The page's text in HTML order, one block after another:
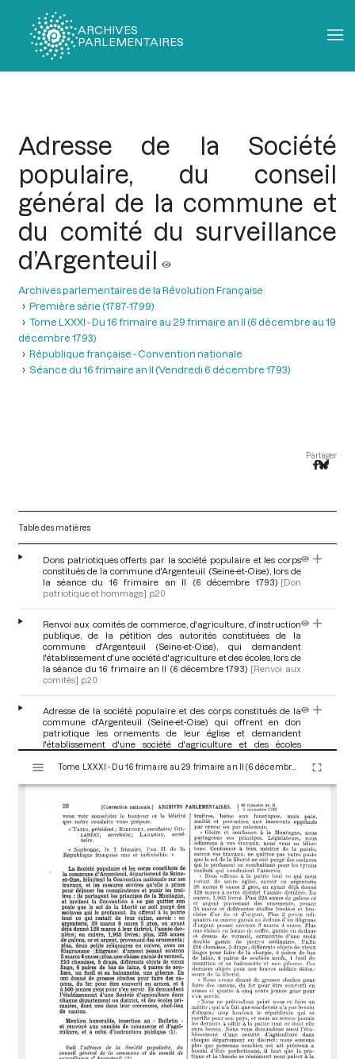
ARCHIVES
PARLEMENTAIRES
Adresse de la Société
populaire, du conseil
général de la commune et
du comité du surveillance
d’Argenteuil
Archives parlementaires de la Révolution Française
Première série (1787-1799)
Tome LXXXI - Du 16 frimaire au 29 frimaire an II (6 décembre au 19
décembre 1793)
République française - Convention nationale
Séance du 16 frimaire an II (Vendredi 6 décembre 1793)
Partager
Table des matières
Dons patriotiques offerts par la société populaire et les corps
constitués de la commune d'Argenteuil (Seine-et-Oise), lors de
la séance du 16 frimaire an II (6 décembre 1793) [Don
patriotique et hommage] p.20
Renvoi aux comités de commerce, d'agriculture, d'instruction
publique, de la pétition des autorités constituées de la
commune d'Argenteuil (Seine-et-Oise), qui demandent
l'établissement d'une société d'agriculture et des écoles, lors de
la séance du 16 frimaire an II (6 décembre 1793) [Renvoi aux
comités] p.20
Adresse de la société populaire et des corps constitués de la
commune d'Argenteuil (Seine-et-Oise) qui offrent en don
patriotique les ornements de leur église et demandent
l'établissement d'une société d'agriculture et des écoles
1793) [Adresse, pétition et lettre envoyée à l’Assemblée] pp.20-
s
Tome LXXXI - Du 16 frimaire au 29 frimaire an II (6 décembre au 19 décembre 1793)